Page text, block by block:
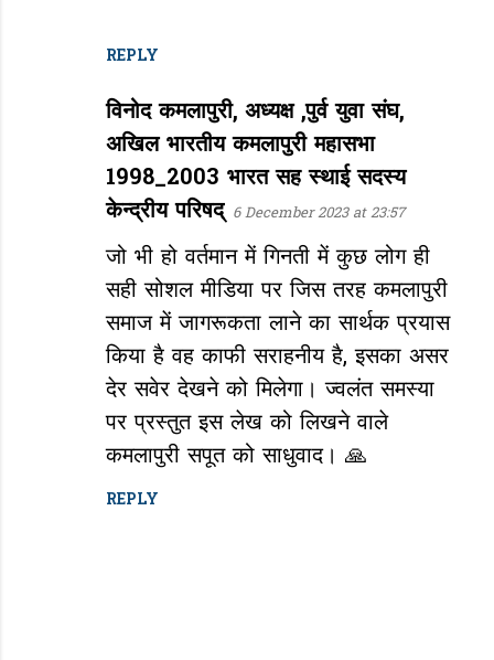
REPLY
विनोद कमलापुरी, अध्यक्ष ,पुर्व युवा संघ,
अखिल भारतीय कमलापुरी महासभा
1998_2003 भारत सह स्थाई सदस्य
केन्द्रीय परिषद् 6 December 2023 at 23:57
जो भी हो वर्तमान में गिनती में कुछ लोग ही
सही सोशल मीडिया पर जिस तरह कमलापुरी
समाज में जागरूकता लाने का सार्थक प्रयास
किया है वह काफी सराहनीय है, इसका असर
देर सवेर देखने को मिलेगा। ज्वलंत समस्या
पर प्रस्तुत इस लेख को लिखने वाले
कमलापुरी सपूत को साधुवाद। 🙏
REPLY